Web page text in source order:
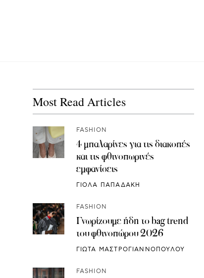
Most Read Articles
FASHION
4 μπαλαρίνες για τις διακοπές
και τις φθινοπωρινές
εμφανίσεις
ΓΙΟΛΑ ΠΑΠΑΔΑΚΗ
FASHION
Γνωρίζουμε ήδη το bag trend
του φθινοπώρου 2026
ΓΙΩΤΑ ΜΑΣΤΡΟΓΙΑΝΝΟΠΟΥΛΟΥ
FASHION